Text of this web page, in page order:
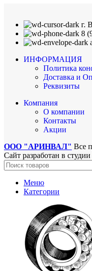
г.
8
ИНФОРМАЦИЯ
Политика
Доставка и
Реквизиты
Компания
О компании
Контакты
Акции
ООО "АРИНВАЛ" Все
Сайт разработан в студии
Меню
Категории